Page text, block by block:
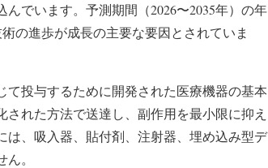
でいます。予測期間（2026〜2035年）の年
の進歩が成長の主要な要因とされていま
投与するために開発された医療機器の基本
れた方法で送達し、副作用を最小限に抑え
、吸入器、貼付剤、注射器、埋め込み型デ
。